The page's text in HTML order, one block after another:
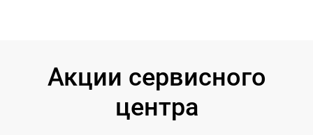
Акции сервисного
центра